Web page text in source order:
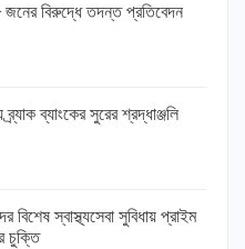
বিরুদ্ধে তদন্ত প্রতিবেদন
ব্যাংকের সুরের শ্রদ্ধাঞ্জলি
বিশেষ স্বাস্থ্যসেবা সুবিধায় প্রাইম
চুক্তি